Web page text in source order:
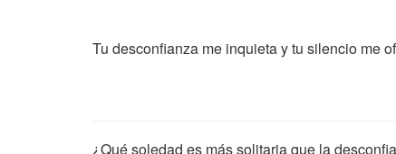
Tu desconfianza me inquieta y tu silencio me
¿Qué soledad es más solitaria que la